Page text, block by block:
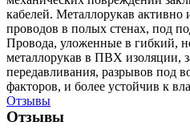
кабелей. Металлорукав активно
проводов в полых стенах, под
Провода, уложенные в гибкий,
металлорукав в ПВХ изоляции,
передавливания, разрывов под
факторов, и более устойчив к
Отзывы
Отзывы